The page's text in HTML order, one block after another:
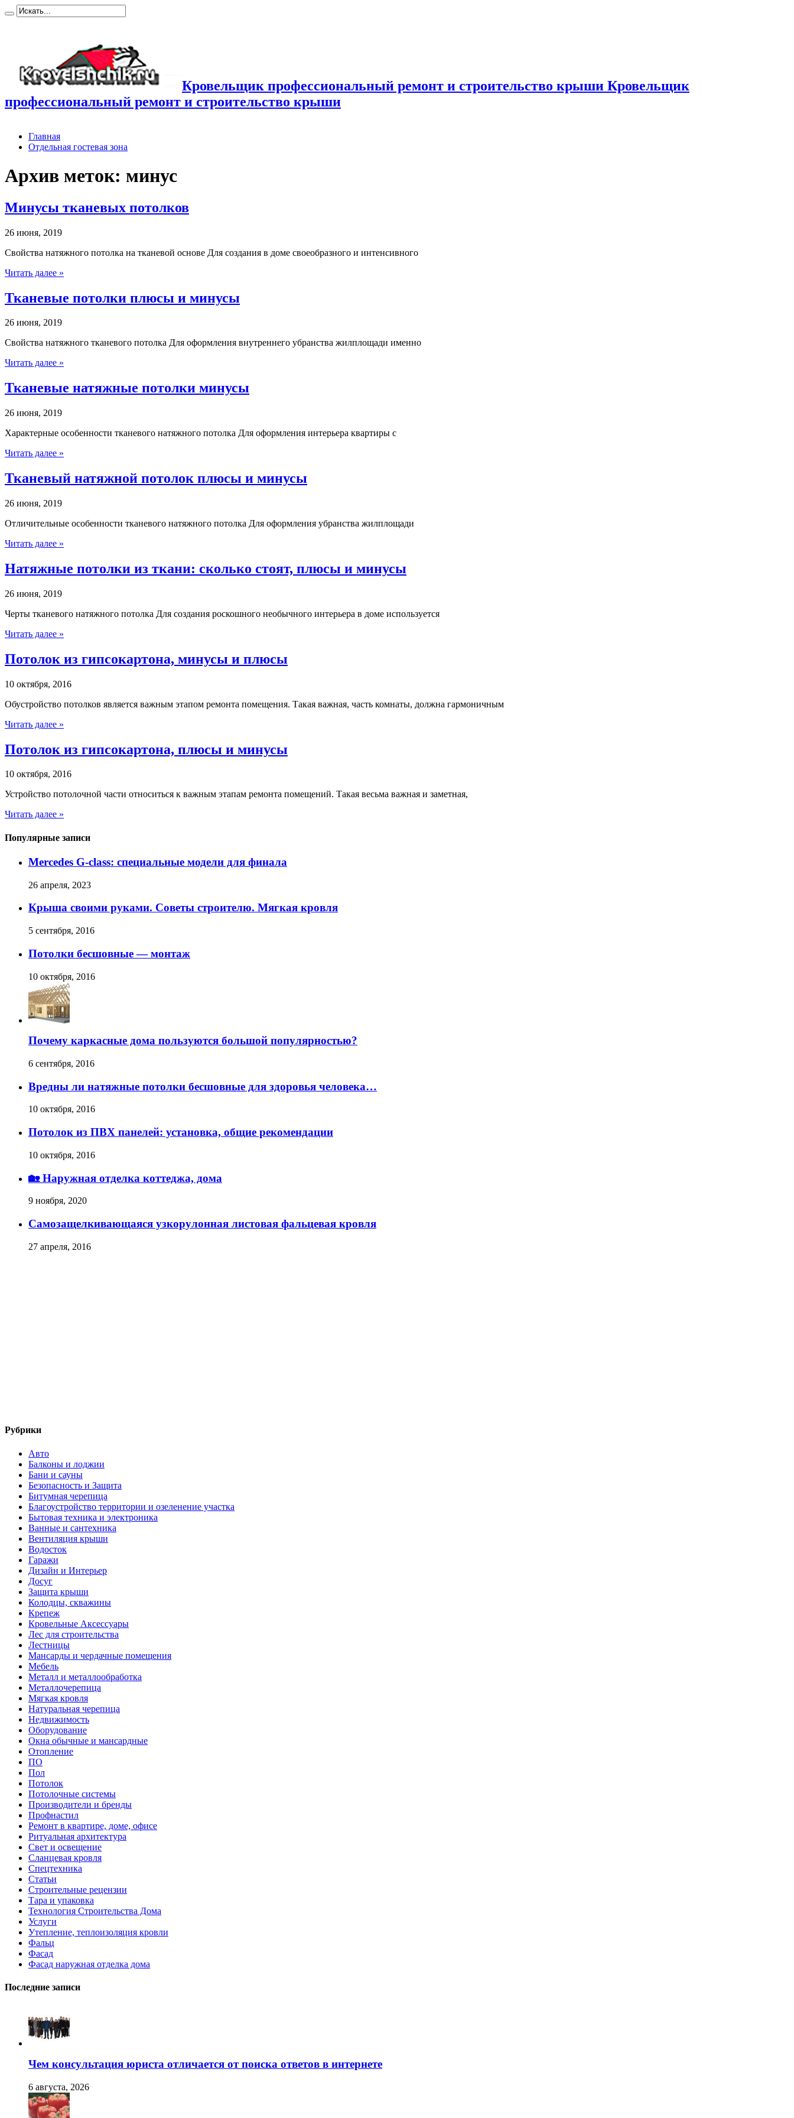
Кровельщик профессиональный ремонт и строительство крыши Кровельщик
профессиональный ремонт и строительство крыши
Главная
Отдельная гостевая зона
Архив меток: минус
Минусы тканевых потолков
26 июня, 2019
Свойства натяжного потолка на тканевой основе Для создания в доме своеобразного и интенсивного
Читать далее »
Тканевые потолки плюсы и минусы
26 июня, 2019
Свойства натяжного тканевого потолка Для оформления внутреннего убранства жилплощади именно
Читать далее »
Тканевые натяжные потолки минусы
26 июня, 2019
Характерные особенности тканевого натяжного потолка Для оформления интерьера квартиры с
Читать далее »
Тканевый натяжной потолок плюсы и минусы
26 июня, 2019
Отличительные особенности тканевого натяжного потолка Для оформления убранства жилплощади
Читать далее »
Натяжные потолки из ткани: сколько стоят, плюсы и минусы
26 июня, 2019
Черты тканевого натяжного потолка Для создания роскошного необычного интерьера в доме используется
Читать далее »
Потолок из гипсокартона, минусы и плюсы
10 октября, 2016
Обустройство потолков является важным этапом ремонта помещения. Такая важная, часть комнаты, должна гармоничным
Читать далее »
Потолок из гипсокартона, плюсы и минусы
10 октября, 2016
Устройство потолочной части относиться к важным этапам ремонта помещений. Такая весьма важная и заметная,
Читать далее »
Популярные записи
Mercedes G-class: специальные модели для финала
26 апреля, 2023
Крыша своими руками. Советы строителю. Мягкая кровля
5 сентября, 2016
Потолки бесшовные — монтаж
10 октября, 2016
Почему каркасные дома пользуются большой популярностью?
6 сентября, 2016
Вредны ли натяжные потолки бесшовные для здоровья человека…
10 октября, 2016
Потолок из ПВХ панелей: установка, общие рекомендации
10 октября, 2016
🏡 Наружная отделка коттеджа, дома
9 ноября, 2020
Самозащелкивающаяся узкорулонная листовая фальцевая кровля
27 апреля, 2016
Рубрики
Авто
Балконы и лоджии
Бани и сауны
Безопасность и Защита
Битумная черепица
Благоустройство территории и озеленение участка
Бытовая техника и электроника
Ванные и сантехника
Вентиляция крыши
Водосток
Гаражи
Дизайн и Интерьер
Досуг
Защита крыши
Колодцы, скважины
Крепеж
Кровельные Аксессуары
Лес для строительства
Лестницы
Мансарды и чердачные помещения
Мебель
Металл и металлообработка
Металлочерепица
Мягкая кровля
Натуральная черепица
Недвижимость
Оборудование
Окна обычные и мансардные
Отопление
ПО
Пол
Потолок
Потолочные системы
Производители и бренды
Профнастил
Ремонт в квартире, доме, офисе
Ритуальная архитектура
Свет и освещение
Сланцевая кровля
Спецтехника
Статьи
Строительные рецензии
Тара и упаковка
Технология Строительства Дома
Услуги
Утепление, теплоизоляция кровли
Фальц
Фасад
Фасад наружная отделка дома
Последние записи
Чем консультация юриста отличается от поиска ответов в интернете
6 августа, 2026